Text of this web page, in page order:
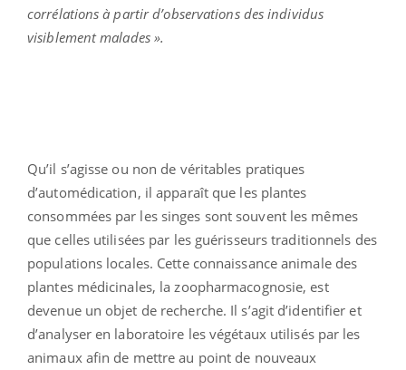
corrélations à partir d’observations des individus
visiblement malades ».
Qu’il s’agisse ou non de véritables pratiques
d’automédication, il apparaît que les plantes
consommées par les singes sont souvent les mêmes
que celles utilisées par les guérisseurs traditionnels des
populations locales. Cette connaissance animale des
plantes médicinales, la zoopharmacognosie, est
devenue un objet de recherche. Il s’agit d’identifier et
d’analyser en laboratoire les végétaux utilisés par les
animaux afin de mettre au point de nouveaux